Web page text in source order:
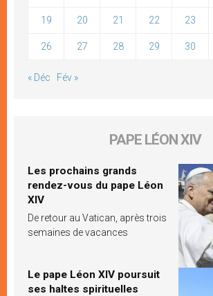
19 20 21 22 23
26 27 28 29 30
« Déc Fév »
PAPE LÉON XIV
Les prochains grands
rendez-vous du pape Léon
XIV
De retour au Vatican, après trois
semaines de vacances
Le pape Léon XIV poursuit
ses haltes spirituelles